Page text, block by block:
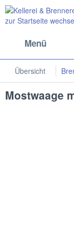
Menü
Übersicht
Mostwaage